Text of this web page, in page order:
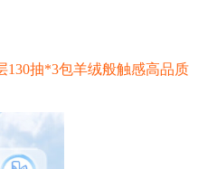
130抽*3包羊绒般触感高品质